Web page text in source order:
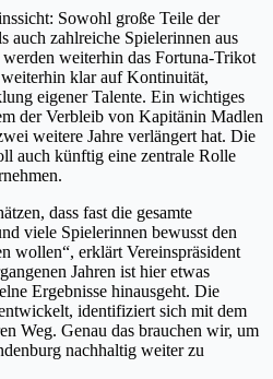
Sowohl große Teile der
auch zahlreiche Spielerinnen aus
weiterhin das Fortuna-Trikot
klar auf Kontinuität,
eigener Talente. Ein wichtiges
der Verbleib von Kapitänin Madlen
weitere Jahre verlängert hat. Die
auch künftig eine zentrale Rolle
dass fast die gesamte
viele Spielerinnen bewusst den
wollen“, erklärt Vereinspräsident
Jahren ist hier etwas
Ergebnisse hinausgeht. Die
identifiziert sich mit dem
Weg. Genau das brauchen wir, um
nachhaltig weiter zu